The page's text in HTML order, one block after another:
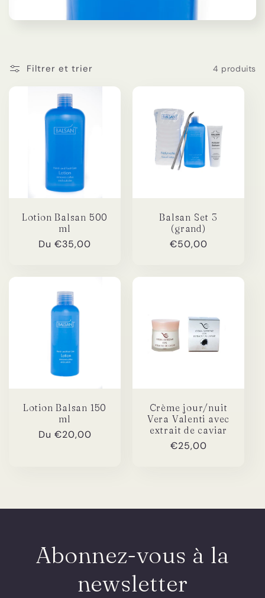
i
o
Filtrer et trier 4 produits
Lotion Balsan 500
ml
Prix
Du €35,00
Balsan Set 3
(grand)
Prix
€50,00
Lotion Balsan 150
ml
Prix
Du €20,00
Crème jour/nuit
Vera Valenti avec
extrait de caviar
Prix
€25,00
Abonnez-vous à la
newsletter